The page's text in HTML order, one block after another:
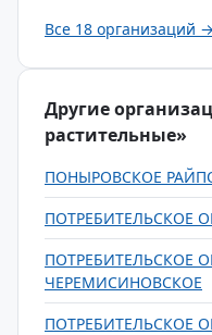
Все 18 организаций →
Другие
растительные»
ПОНЫРОВСКОЕ
ПОТРЕБИТЕЛЬСКОЕ
ПОТРЕБИТЕЛЬСКОЕ
ЧЕРЕМИСИНОВСКОЕ
ПОТРЕБИТЕЛЬСКОЕ